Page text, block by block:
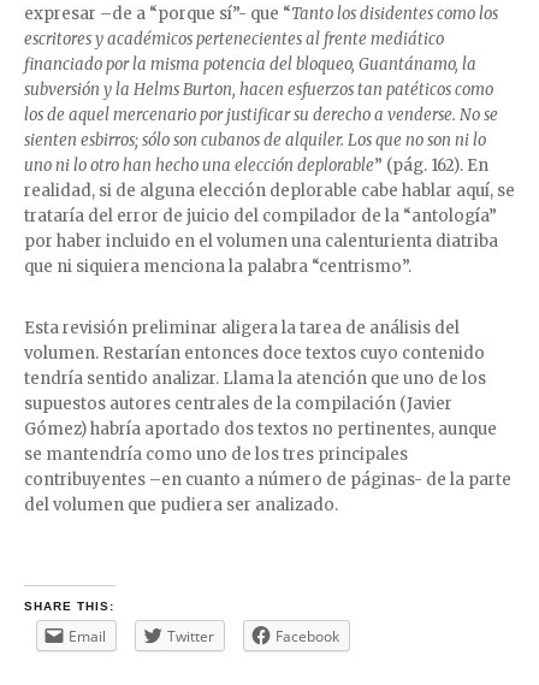
expresar –de a “porque sí”- que “Tanto los disidentes como los
escritores y académicos pertenecientes al frente mediático
financiado por la misma potencia del bloqueo, Guantánamo, la
subversión y la Helms Burton, hacen esfuerzos tan patéticos como
los de aquel mercenario por justificar su derecho a venderse. No se
sienten esbirros; sólo son cubanos de alquiler. Los que no son ni lo
uno ni lo otro han hecho una elección deplorable” (pág. 162). En
realidad, si de alguna elección deplorable cabe hablar aquí, se
trataría del error de juicio del compilador de la “antología”
por haber incluido en el volumen una calenturienta diatriba
que ni siquiera menciona la palabra “centrismo”.
Esta revisión preliminar aligera la tarea de análisis del
volumen. Restarían entonces doce textos cuyo contenido
tendría sentido analizar. Llama la atención que uno de los
supuestos autores centrales de la compilación (Javier
Gómez) habría aportado dos textos no pertinentes, aunque
se mantendría como uno de los tres principales
contribuyentes –en cuanto a número de páginas- de la parte
del volumen que pudiera ser analizado.
SHARE THIS:
Email Twitter Facebook